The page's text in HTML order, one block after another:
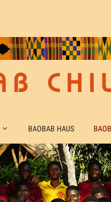
BAOBAB HAUS